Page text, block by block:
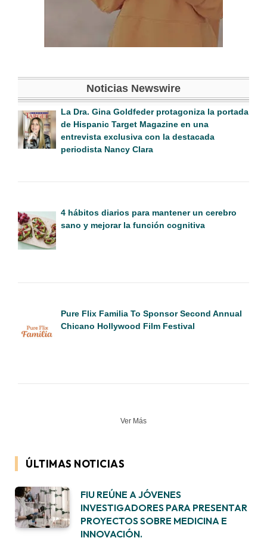
Noticias Newswire
La Dra. Gina Goldfeder protagoniza la portada
de Hispanic Target Magazine en una
entrevista exclusiva con la destacada
periodista Nancy Clara
4 hábitos diarios para mantener un cerebro
sano y mejorar la función cognitiva
Pure Flix Familia To Sponsor Second Annual
Chicano Hollywood Film Festival
Ver Más
ÚLTIMAS NOTICIAS
FIU REÚNE A JÓVENES
INVESTIGADORES PARA PRESENTAR
PROYECTOS SOBRE MEDICINA E
INNOVACIÓN.